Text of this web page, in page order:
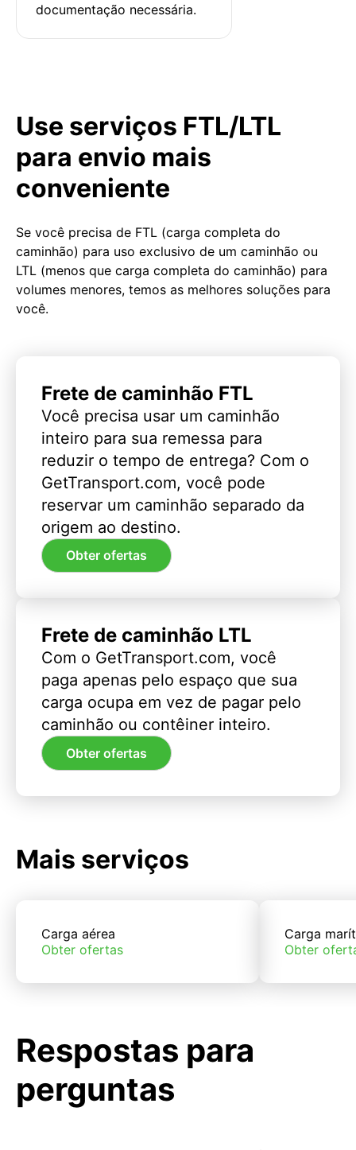
documentação necessária.
Use serviços FTL/LTL
para envio mais
conveniente
Se você precisa de FTL (carga completa do
caminhão) para uso exclusivo de um caminhão ou
LTL (menos que carga completa do caminhão) para
volumes menores, temos as melhores soluções para
você.
Frete de caminhão FTL
Você precisa usar um caminhão
inteiro para sua remessa para
reduzir o tempo de entrega? Com o
GetTransport.com, você pode
reservar um caminhão separado da
origem ao destino.
Obter ofertas
Frete de caminhão LTL
Com o GetTransport.com, você
paga apenas pelo espaço que sua
carga ocupa em vez de pagar pelo
caminhão ou contêiner inteiro.
Obter ofertas
Mais serviços
Carga aérea
Obter ofertas
Carga
Obter
Respostas para
perguntas